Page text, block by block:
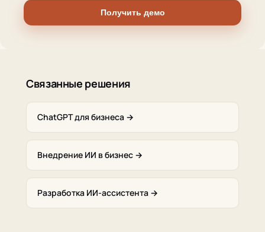
Получить демо
Связанные решения
ChatGPT для бизнеса →
Внедрение ИИ в бизнес →
Разработка ИИ-ассистента →